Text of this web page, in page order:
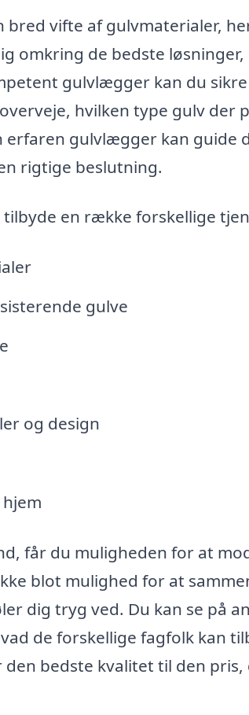
bred vifte af gulvmaterialer,
omkring de bedste
gulvlægger kan du
hvilken type gulv der
erfaren gulvlægger kan guide
rigtige beslutning.
en række forskellige
gulve
og design
får du muligheden for at
blot mulighed for at
dig tryg ved. Du kan se på
de forskellige fagfolk kan
bedste kvalitet til den